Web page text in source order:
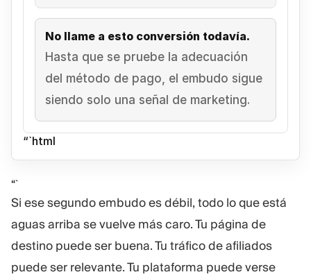
No llame a esto conversión todavía.
Hasta que se pruebe la adecuación
del método de pago, el embudo sigue
siendo solo una señal de marketing.
“`html
“`
Si ese segundo embudo es débil, todo lo que está
aguas arriba se vuelve más caro. Tu página de
destino puede ser buena. Tu tráfico de afiliados
puede ser relevante. Tu plataforma puede verse